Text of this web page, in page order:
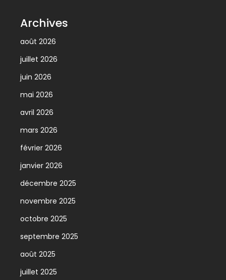
Archives
août 2026
juillet 2026
juin 2026
mai 2026
avril 2026
mars 2026
février 2026
janvier 2026
décembre 2025
novembre 2025
octobre 2025
septembre 2025
août 2025
juillet 2025